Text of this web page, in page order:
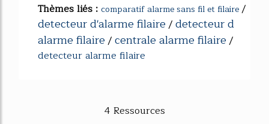
Thèmes liés : comparatif alarme sans fil et filaire/
detecteur d'alarme filaire/detecteur d
alarme filaire/centrale alarme filaire/
detecteur alarme filaire
4 Ressources